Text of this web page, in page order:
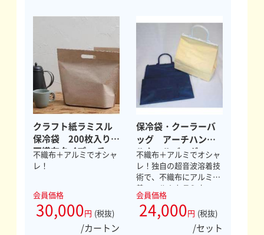
クラフト紙ラミスル
保冷袋 200枚入り
不織布タイプ チャ
ック式
不織布＋アルミでオシャ
レ！
会員価格
30,000円 (税抜)
/カートン
保冷袋・クーラーバ
ッグ アーチハンド
ルクールバッグ
Ｌ 【送料無料】
不織布＋アルミでオシャ
レ！独自の超音波溶着技
術で、不織布にアルミ蒸
着フィルムをラミネー
ト！
会員価格
24,000円 (税抜)
/セット